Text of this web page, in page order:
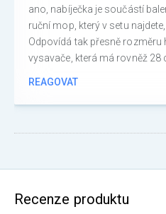
ano, nabíječka je součástí
ruční mop, který v setu
Odpovídá tak přesně rozměru
vysavače, která má rovněž 28
REAGOVAT
Recenze produktu